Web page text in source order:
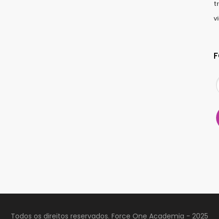
Todos os direitos reservados. Force One Academia - 2025